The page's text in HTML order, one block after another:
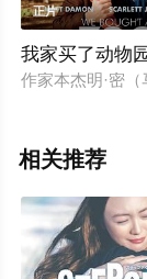
正片
我家买了动物园
作家本杰明·密
相关推荐